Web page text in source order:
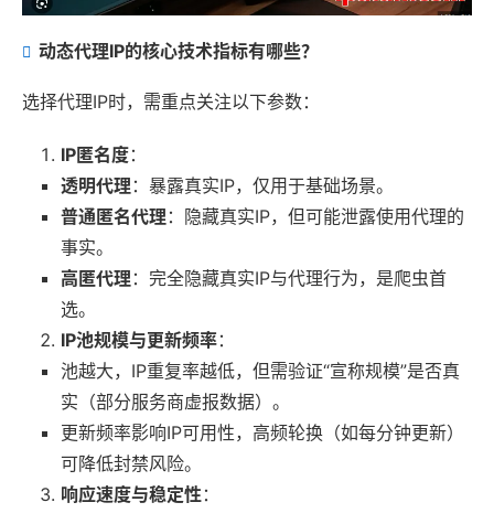
动态代理IP的核心技术指标有哪些？
选择代理IP时，需重点关注以下参数：
IP匿名度：
透明代理 ：暴露真实IP，仅用于基础场景。
普通匿名代理 ：隐藏真实IP，但可能泄露使用代理的
事实。
高匿代理 ：完全隐藏真实IP与代理行为，是爬虫首
选。
IP池规模与更新频率：
池越大，IP重复率越低，但需验证“宣称规模”是否真
实（部分服务商虚报数据）。
更新频率影响IP可用性，高频轮换（如每分钟更新）
可降低封禁风险。
响应速度与稳定性：